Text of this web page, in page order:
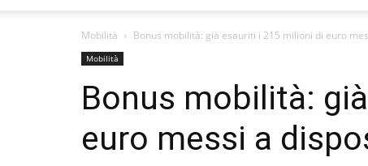
Mobilità Bonus mobilità: già esauriti i 215 milioni di euro
Mobilità
Bonus mobilità:
euro messi a